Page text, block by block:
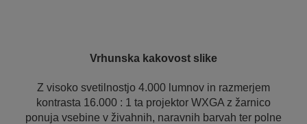
Vrhunska kakovost slike
Z visoko svetilnostjo 4.000 lumnov in razmerjem
kontrasta 16.000 : 1 ta projektor WXGA z žarnico
ponuja vsebine v živahnih, naravnih barvah ter polne